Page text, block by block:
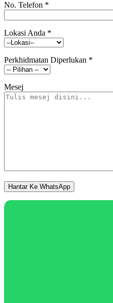
No. Telefon *
Lokasi Anda *
Perkhidmatan Diperlukan *
Mesej